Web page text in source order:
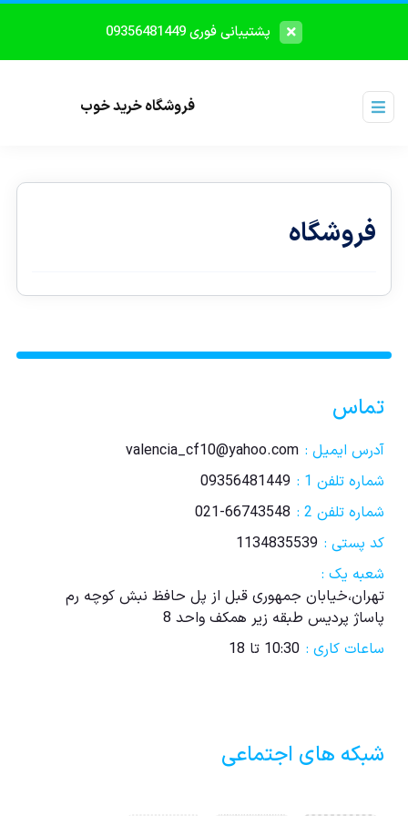
پشتیبانی فوری 09356481449
فروشگاه خرید خوب
فروشگاه
تماس
آدرس ایمیل : valencia_cf10@yahoo.com
شماره تلفن 1 :
09356481449
شماره تلفن 2 :
021-66743548
کد پستی : 1134835539
شعبه یک :
تهران،خیابان جمهوری قبل از پل حافظ نبش کوچه رم
پاساژ پردیس طبقه زیر همکف واحد 8
ساعات کاری : 10:30 تا 18
شبکه های اجتماعی